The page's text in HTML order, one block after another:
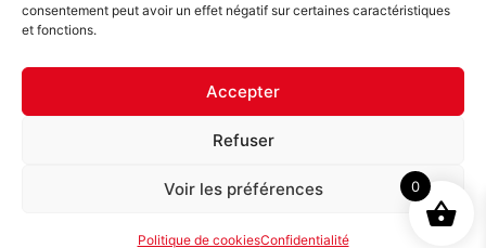
consentement peut avoir un effet négatif sur certaines caractéristiques
et fonctions.
Accepter
Refuser
Voir les préférences
Politique de cookiesConfidentialité
11 C Boulevard de La Marne
77120 Coulommiers FRANCE
Tel : +33 (0)1 64 20 94 40
0